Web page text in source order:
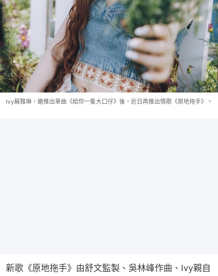
Ivy蘇雅琳，繼推出單曲《給你一隻大口仔》後，近日再推出情歌《原地拖手》。
新歌《原地拖手》由舒文監製、吳林峰作曲、Ivy親自